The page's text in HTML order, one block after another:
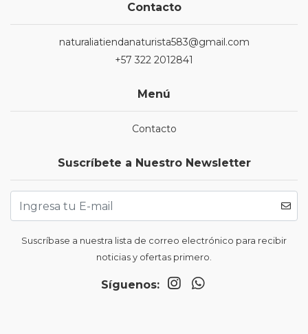
Contacto
naturaliatiendanaturista583@gmail.com
+57 322 2012841
Menú
Contacto
Suscríbete a Nuestro Newsletter
Suscríbase a nuestra lista de correo electrónico para recibir
noticias y ofertas primero.
Síguenos: